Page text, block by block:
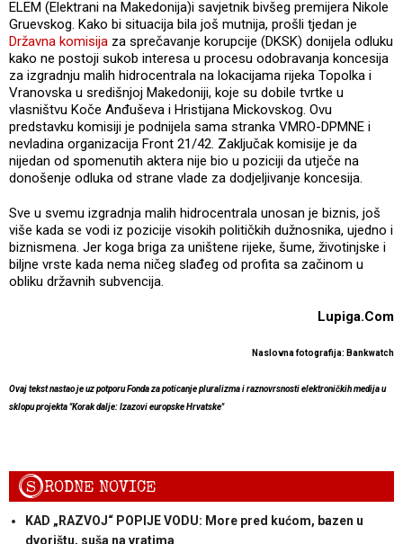
ELEM (Elektrani na Makedonija)i savjetnik bivšeg premijera Nikole
Gruevskog. Kako bi situacija bila još mutnija, prošli tjedan je
Državna komisija za sprečavanje korupcije (DKSK) donijela odluku
kako ne postoji sukob interesa u procesu odobravanja koncesija
za izgradnju malih hidrocentrala na lokacijama rijeka Topolka i
Vranovska u središnjoj Makedoniji, koje su dobile tvrtke u
vlasništvu Koče Anđuševa i Hristijana Mickovskog. Ovu
predstavku komisiji je podnijela sama stranka VMRO-DPMNE i
nevladina organizacija Front 21/42. Zaključak komisije je da
nijedan od spomenutih aktera nije bio u poziciji da utječe na
donošenje odluka od strane vlade za dodjeljivanje koncesija.
Sve u svemu izgradnja malih hidrocentrala unosan je biznis, još
više kada se vodi iz pozicije visokih političkih dužnosnika, ujedno i
biznismena. Jer koga briga za uništene rijeke, šume, životinjske i
biljne vrste kada nema ničeg slađeg od profita sa začinom u
obliku državnih subvencija.
Lupiga.Com
Naslovna fotografija: Bankwatch
Ovaj tekst nastao je uz potporu Fonda za poticanje pluralizma i raznovrsnosti elektroničkih medija u
sklopu projekta "Korak dalje: Izazovi europske Hrvatske"
SRODNE NOVICE
KAD „RAZVOJ“ POPIJE VODU: More pred kućom, bazen u
dvorištu, suša na vratima